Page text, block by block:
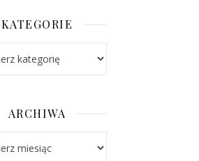
KATEGORIE
ARCHIWA